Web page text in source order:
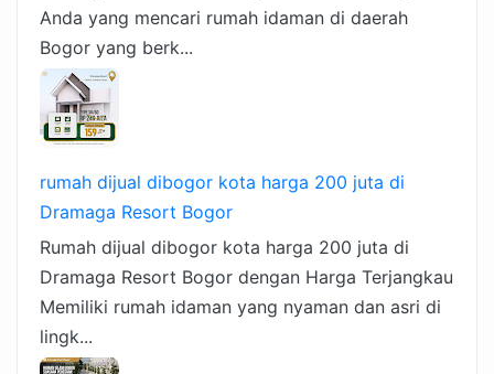
Anda yang mencari rumah idaman di daerah
Bogor yang berk...
rumah dijual dibogor kota harga 200 juta di
Dramaga Resort Bogor
Rumah dijual dibogor kota harga 200 juta di
Dramaga Resort Bogor dengan Harga Terjangkau
Memiliki rumah idaman yang nyaman dan asri di
lingk...